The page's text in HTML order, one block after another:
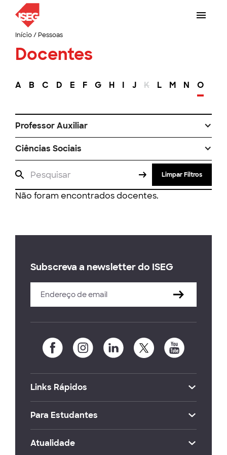
Início/ Pessoas
Docentes
A B C D E F G H I J K L M N O
Professor Auxiliar
Ciências Sociais
Limpar Filtros
Não foram encontrados docentes.
Subscreva a newsletter do ISEG
Links Rápidos
Para Estudantes
Atualidade